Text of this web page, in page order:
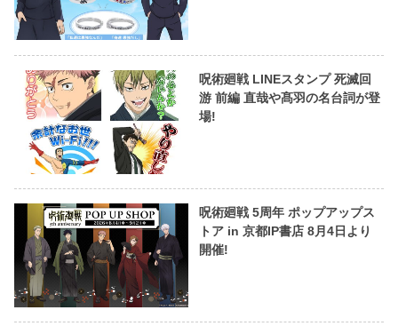
呪術廻戦 LINEスタンプ 死滅回
游 前編 直哉や髙羽の名台詞が登
場!
呪術廻戦 5周年 ポップアップス
トア in 京都IP書店 8月4日より
開催!